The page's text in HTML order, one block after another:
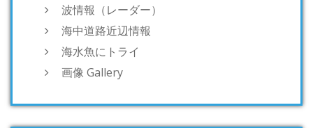
波情報（レーダー）
海中道路近辺情報
海水魚にトライ
画像 Gallery